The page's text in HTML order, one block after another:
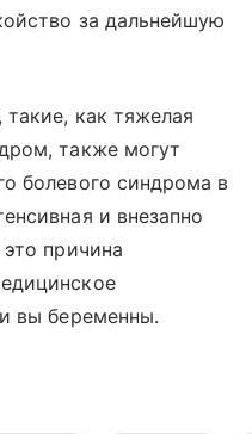
за дальнейшую
как тяжелая
также могут
болевого синдрома в
и внезапно
это причина
вы беременны.